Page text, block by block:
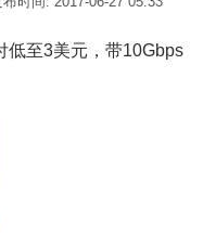
低至3美元，带10Gbps